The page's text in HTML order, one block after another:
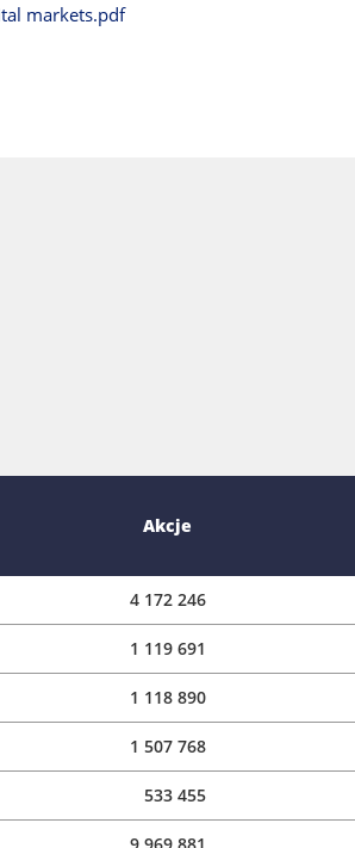
markets.pdf
Akcje
4 172 246
1 119 691
1 118 890
1 507 768
533 455
9 969 881